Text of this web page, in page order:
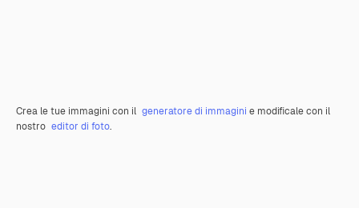
Crea le tue immagini con il generatore di immagini e modificale con il
nostro editor di foto.